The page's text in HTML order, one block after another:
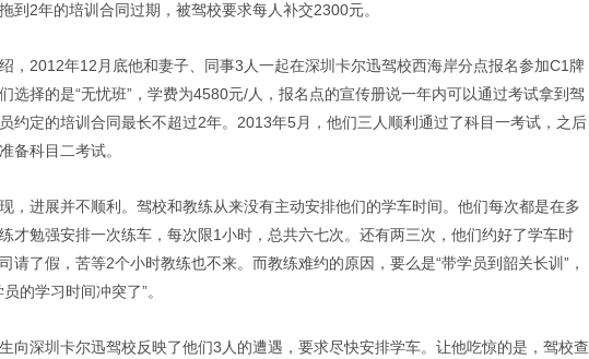
到2年的培训合同过期，被驾校要求每人补交2300元。
，2012年12月底他和妻子、同事3人一起在深圳卡尔迅驾校西海岸分点报名参加C1牌
选择的是“无忧班”，学费为4580元/人，报名点的宣传册说一年内可以通过考试拿到驾
约定的培训合同最长不超过2年。2013年5月，他们三人顺利通过了科目一考试，之后
备科目二考试。
，进展并不顺利。驾校和教练从来没有主动安排他们的学车时间。他们每次都是在多
才勉强安排一次练车，每次限1小时，总共六七次。还有两三次，他们约好了学车时
请了假，苦等2个小时教练也不来。而教练难约的原因，要么是“带学员到韶关长训”，
的学习时间冲突了”。
生向深圳卡尔迅驾校反映了他们3人的遭遇，要求尽快安排学车。让他吃惊的是，驾校查